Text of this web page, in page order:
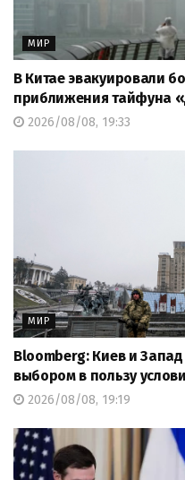
МИР
В Китае эвакуировали
приближения тайфуна
2026/08/08, 19:33
МИР
Bloomberg: Киев и
выбором в пользу
2026/08/08, 19:19